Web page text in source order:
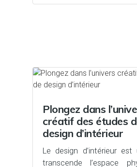
Plongez dans
créatif des études
design d’intérieur
Le design d’intérieur
transcende l’espace